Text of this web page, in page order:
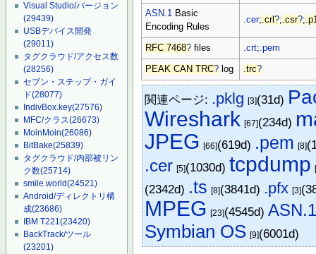
Visual Studio/バージョン
(29439)
USBデバイス開発
(29011)
タグクラウド/アクセス数
(28256)
セブン・ステップ・ガイ
ド(28077)
IndivBox.key(27576)
MFC/クラス(26673)
MoinMoin(26086)
BitBake(25839)
タグクラウド/内部被リン
ク数(25714)
smile.world(24521)
Android/ディレクトリ構
成(23686)
IBM T221(23420)
BackTrack/ツール
(23201)
ASN.1 Basic
Encoding Rules
.cer;.crl?;.csr?;
RFC 7468? files .crt;.pem
PEAK CAN TRC? log .trc?
関連ページ: .pklg [3](31d)
Wireshark [67](234d)
JPEG [66](619d) .pem [8]
.cer [5](1030d) tcpdump
(2342d) .ts [8](3841d) .pfx [3]
MPEG [23](4545d)
Symbian OS [9](6001d)